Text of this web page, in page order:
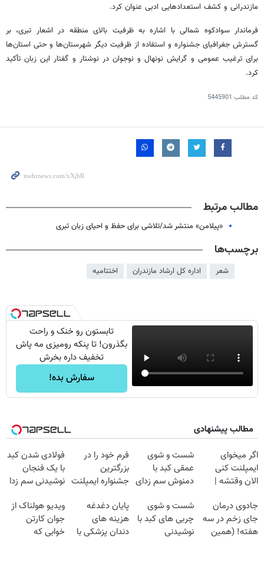
مازندرانی و کشف استعدادهایی ادبی عنوان کرد.
فرماندار سوادکوه شمالی با اشاره به ظرفیت بالای منطقه در اشعار تبری، بر
گسترش جغرافیای جشنواره و استفاده از ظرفیت دیگر شهرستان‌ها و حتی استان‌ها
برای ترغیب عمومی و گرایش نونهال و نوجوان در نوشتار و گفتار این زبان تأکید
کرد.
کد مطلب 5445901
مطالب مرتبط
«پیلامن» منتشر شد/تلاشی برای حفظ و احیای زبان تبری
برچسب‌ها
شعر اداره کل ارشاد مازندران اختتامیه
تابستون رو خنک و راحت
بگذرون! تا پنکه رومیزی مه پاش
تخفیف داره بخرش
سفارش بده!
مطالب پیشنهادی
اگر میخوای
ایمپلنت کنی
الان وقتشه |
میلیون تومان!!!
شست و شوی
عمقی کبد با
دمنوش سم زدای
فرم خود را در
بزرگترین
جشنواره ایمپلنت
فقط ۲۵ میلیون
فولادی شدن کبد
با یک فنجان
نوشیدنی سم زدا
جادوی درمان
جای زخم در سه
هفته! (همین
شست و شوی
چربی های کبد با
نوشیدنی
پایان دغدغه
هزینه های
دندان پزشکی با
ویدیو هولناک از
جوان کارتن
خوابی که